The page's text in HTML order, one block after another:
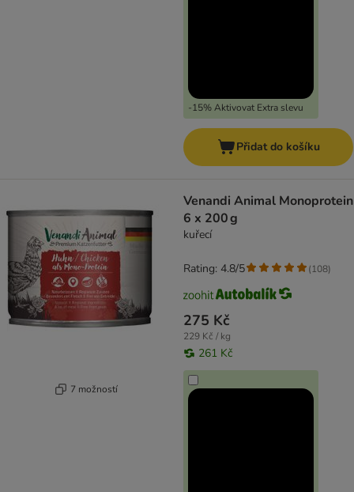
-15% Aktivovat Extra slevu
Přidat do košíku
7 možností
Venandi Animal Monoprotein
6 x 200 g
kuřecí
275 Kč
229 Kč / kg
261 Kč
Rating: 4.8/5 (108)